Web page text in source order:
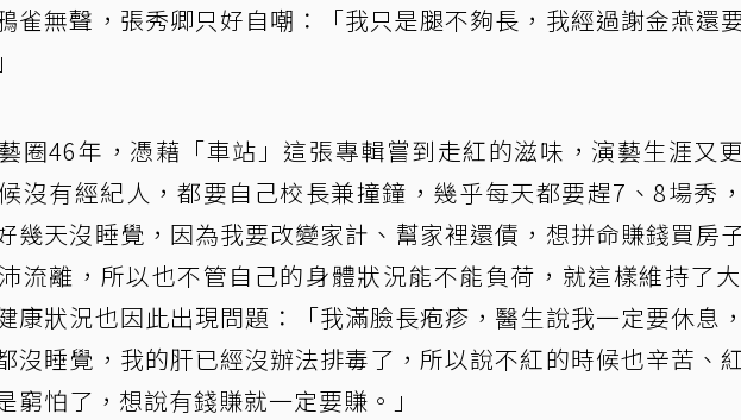
雀無聲，張秀卿只好自嘲：「我只是腿不夠長，我經過謝金燕還
圈46年，憑藉「車站」這張專輯嘗到走紅的滋味，演藝生涯又
沒有經紀人，都要自己校長兼撞鐘，幾乎每天都要趕7、8場秀
幾天沒睡覺，因為我要改變家計、幫家裡還債，想拼命賺錢買房
流離，所以也不管自己的身體狀況能不能負荷，就這樣維持了
康狀況也因此出現問題：「我滿臉長疱疹，醫生說我一定要休息
沒睡覺，我的肝已經沒辦法排毒了，所以說不紅的時候也辛苦、
窮怕了，想說有錢賺就一定要賺。」